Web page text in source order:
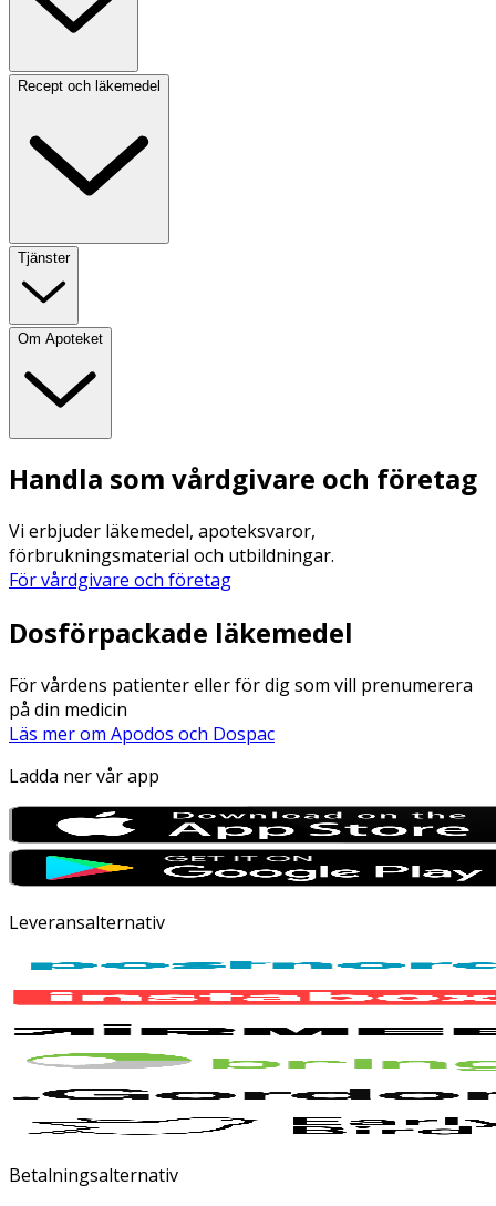
Recept och läkemedel
Tjänster
Om Apoteket
Handla som vårdgivare och företag
Vi erbjuder läkemedel, apoteksvaror,
förbrukningsmaterial och utbildningar.
För vårdgivare och företag
Dosförpackade läkemedel
För vårdens patienter eller för dig som vill prenumerera
på din medicin
Läs mer om Apodos och Dospac
Ladda ner vår app
Leveransalternativ
Betalningsalternativ